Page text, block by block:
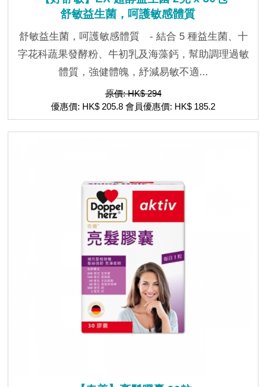
舒敏益生菌，呵護敏感體質
舒敏益生菌，呵護敏感體質 - 結合 5 種益生菌、十
字花科蔬果發酵粉、牛初乳及海藻鈣，幫助調理過敏
體質，強健體魄，紓減易敏不適...
原價: HK$ 294
優惠價: HK$ 205.8 會員優惠價: HK$ 185.2